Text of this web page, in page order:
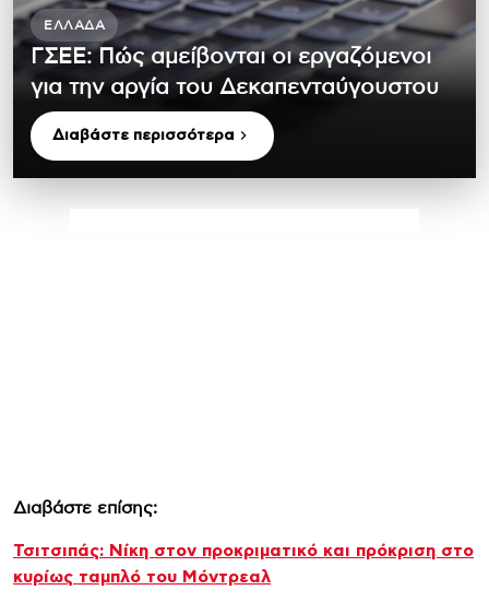
ΕΛΛΆΔΑ
ΓΣΕΕ: Πώς αμείβονται οι εργαζόμενοι
για την αργία του Δεκαπενταύγουστου
Διαβάστε περισσότερα
Διαβάστε επίσης:
Τσιτσιπάς: Νίκη στον προκριματικό και πρόκριση στο
κυρίως ταμπλό του Μόντρεαλ